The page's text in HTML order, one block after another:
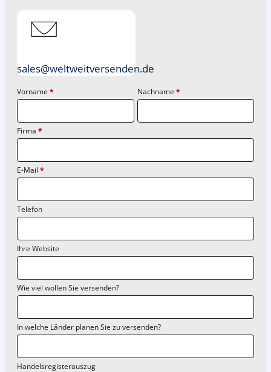
sales@weltweitversenden.de
Vorname * Nachname *
Firma *
E-Mail *
Telefon
Ihre Website
Wie viel wollen Sie versenden?
In welche Länder planen Sie zu versenden?
Handelsregisterauszug